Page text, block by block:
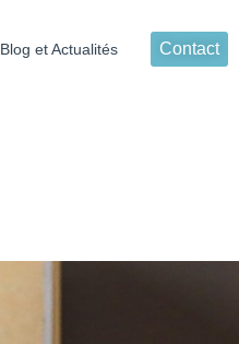
Blog et Actualités Contact